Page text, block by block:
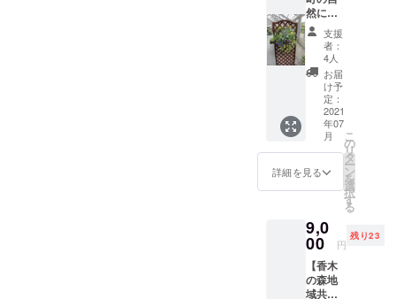
けとな
ります
然に囲
まれて
香木の
森ハン
ギング
作成体
験】 ◇
ハンギ
ングバ
スケッ
トとは
植物を
植えて
吊り下
り、掛
けたり
できる
花鉢の
ことを
いいま
支援
者：
4人
お届
け予
定：
2021
年07
月
詳細を見る
こ
の
リ
タ
ー
ン
を
選
択
す
る
9,0
00 円
残り23
【香木
の森地
域共通